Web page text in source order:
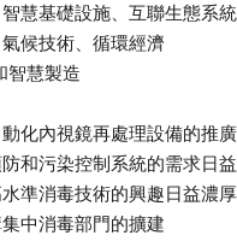
慧基礎設施、互聯生態系統
候技術、循環經濟
智慧製造
化內視鏡再處理設備的推廣
和污染控制系統的需求日
水準消毒技術的興趣日益濃厚
中消毒部門的擴建